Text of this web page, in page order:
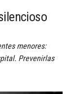
menores:
Prevenirlas